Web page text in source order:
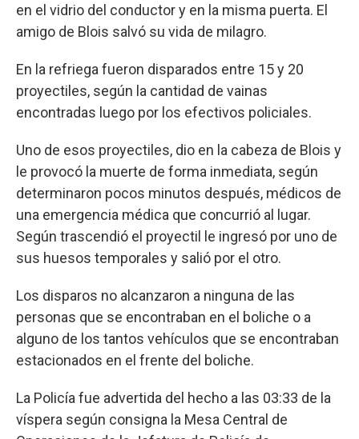
en el vidrio del conductor y en la misma puerta. El
amigo de Blois salvó su vida de milagro.
En la refriega fueron disparados entre 15 y 20
proyectiles, según la cantidad de vainas
encontradas luego por los efectivos policiales.
Uno de esos proyectiles, dio en la cabeza de Blois y
le provocó la muerte de forma inmediata, según
determinaron pocos minutos después, médicos de
una emergencia médica que concurrió al lugar.
Según trascendió el proyectil le ingresó por uno de
sus huesos temporales y salió por el otro.
Los disparos no alcanzaron a ninguna de las
personas que se encontraban en el boliche o a
alguno de los tantos vehículos que se encontraban
estacionados en el frente del boliche.
La Policía fue advertida del hecho a las 03:33 de la
víspera según consigna la Mesa Central de